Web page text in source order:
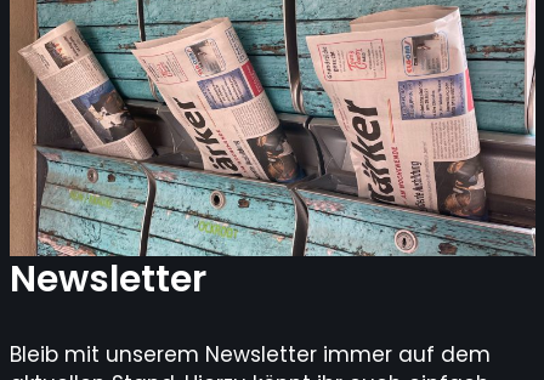
Newsletter
Bleib mit unserem Newsletter immer auf dem